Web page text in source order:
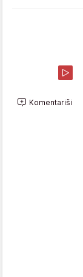
Komentariši